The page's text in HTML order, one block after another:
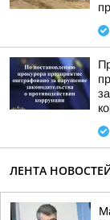
ЛЕНТА